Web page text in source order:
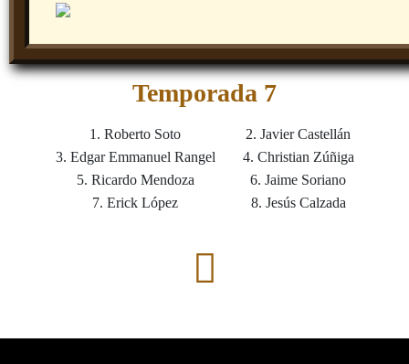
Temporada 7
1. Roberto Soto
2. Javier Castellán
3. Edgar Emmanuel Rangel
4. Christian Zúñiga
5. Ricardo Mendoza
6. Jaime Soriano
7. Erick López
8. Jesús Calzada